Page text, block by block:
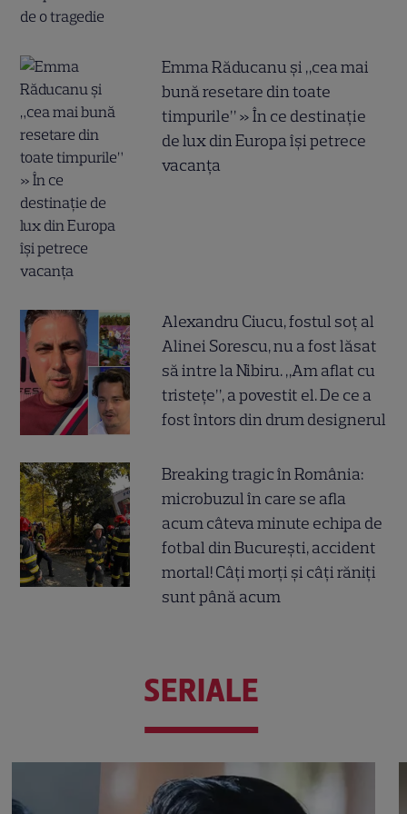
Emma Răducanu și „cea mai
bună resetare din toate
timpurile” » În ce destinație
de lux din Europa își petrece
vacanța
Alexandru Ciucu, fostul soț al
Alinei Sorescu, nu a fost lăsat
să intre la Nibiru. „Am aflat cu
tristețe”, a povestit el. De ce a
fost întors din drum designerul
Breaking tragic în România:
microbuzul în care se afla
acum câteva minute echipa de
fotbal din București, accident
mortal! Câți morți și câți răniți
sunt până acum
SERIALE